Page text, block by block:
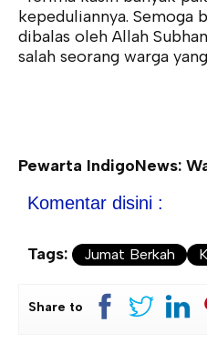
kepeduliannya. Semoga
dibalas oleh Allah
salah seorang warga
Pewarta IndigoNews:
Komentar disini :
Tags: Jumat Berkah
Share to